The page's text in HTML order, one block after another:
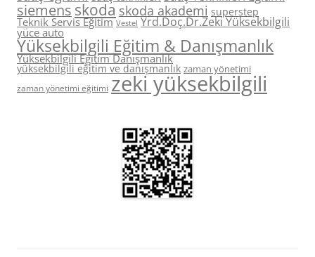
siemens skoda skoda akademi superstep
Teknik Servis Eğitim Vestel Yrd.Doç.Dr.Zeki Yüksekbilgili
yüce auto
Yüksekbilgili Eğitim & Danışmanlık
Yüksekbilgili Eğitim Danışmanlık
yüksekbilgili eğitim ve danışmanlık zaman yönetimi
zaman yönetimi eğitimi zeki yüksekbilgili